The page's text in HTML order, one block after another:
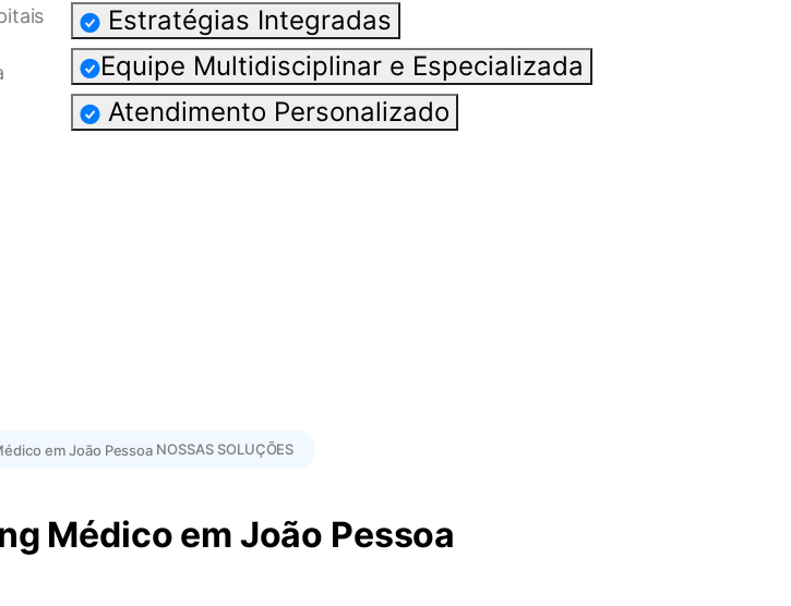
Estratégias Integradas
Equipe Multidisciplinar e Especializada
Atendimento Personalizado
NOSSAS SOLUÇÕES
Médico em João Pessoa